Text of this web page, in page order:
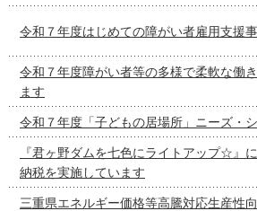
令和７年度はじめての障がい者雇用支援
令和７年度障がい者等の多様で柔軟な働
ます
令和７年度「子どもの居場所」ニーズ・
『君ヶ野ダムを七色にライトアップ☆』
納税を実施しています
三重県エネルギー価格等高騰対応生産性